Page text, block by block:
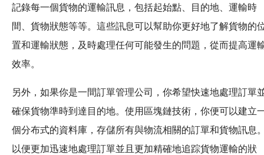
記錄每一個貨物的運輸訊息，包括起始點、目的地、運輸時
間、貨物狀態等等。這些訊息可以幫助你更好地了解貨物的
置和運輸狀態，及時處理任何可能發生的問題，從而提高運
效率。
另外，如果你是一間訂單管理公司，你希望快速地處理訂單
確保貨物準時到達目的地。使用區塊鏈技術，你便可以建立
個分布式的資料庫，存儲所有與物流相關的訂單和貨物訊息
以便更加迅速地處理訂單並且更加精確地追踪貨物運輸的狀